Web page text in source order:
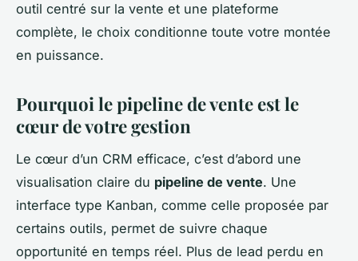
outil centré sur la vente et une plateforme
complète, le choix conditionne toute votre montée
en puissance.
Pourquoi le pipeline de vente est le
cœur de votre gestion
Le cœur d’un CRM efficace, c’est d’abord une
visualisation claire du pipeline de vente. Une
interface type Kanban, comme celle proposée par
certains outils, permet de suivre chaque
opportunité en temps réel. Plus de lead perdu en